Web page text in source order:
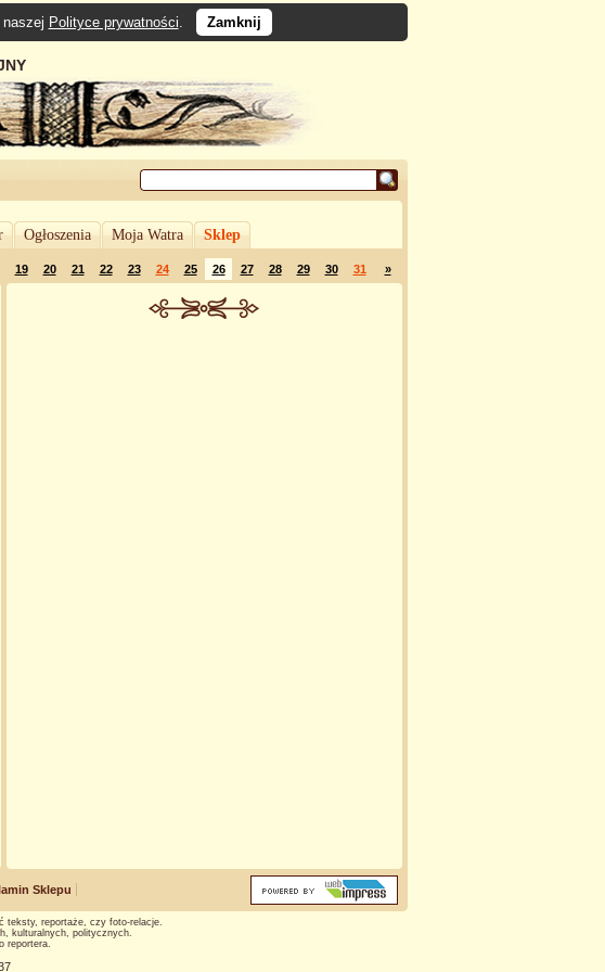
Polityce prywatności. Zamknij
Ogłoszenia Moja Watra Sklep
19 20 21 22 23 24 25 26 27 28 29 30 31 »
Sklepu
teksty, reportaże, czy foto-relacje.
kulturalnych, politycznych.
reportera.